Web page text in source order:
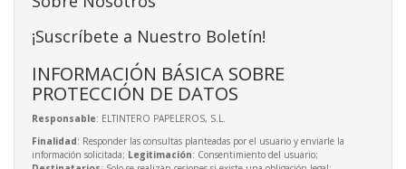
¡Suscríbete a Nuestro Boletín!
INFORMACIÓN BÁSICA SOBRE
PROTECCIÓN DE DATOS
Responsable: ELTINTERO PAPELEROS, S.L.
Finalidad: Responder las consultas planteadas por el usuario y enviarle la
información solicitada; Legitimación: Consentimiento del usuario;